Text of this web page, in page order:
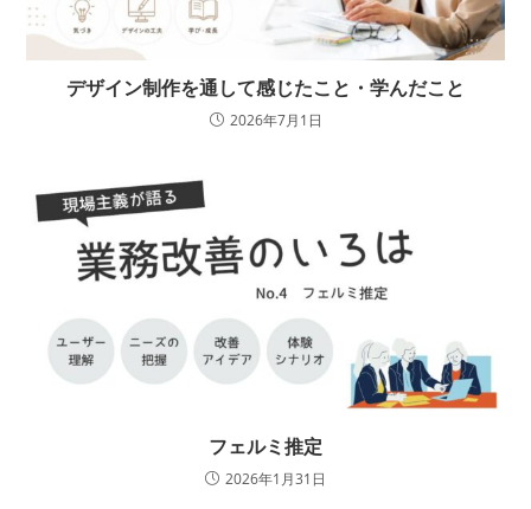
デザイン制作を通して感じたこと・学んだこと
2026年7月1日
フェルミ推定
2026年1月31日